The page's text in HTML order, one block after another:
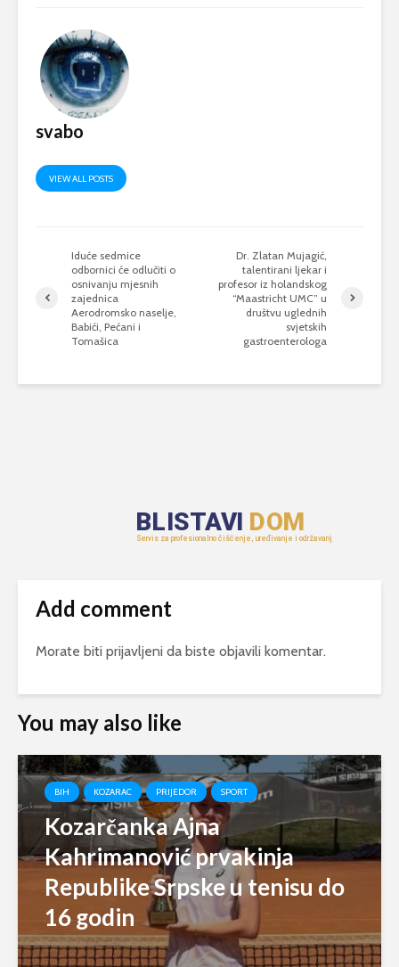
svabo
VIEW ALL POSTS
Iduće sedmice
odbornici će odlučiti o
osnivanju mjesnih
zajednica
Aerodromsko naselje,
Babići, Pećani i
Tomašica
Dr. Zlatan Mujagić,
talentirani ljekar i
profesor iz holandskog
“Maastricht UMC” u
društvu uglednih
svjetskih
gastroenterologa
Add comment
Morate biti prijavljeni da biste objavili komentar.
You may also like
BIH KOZARAC PRIJEDOR SPORT
Kozarčanka Ajna
Kahrimanović prvakinja
Republike Srpske u tenisu do
16 godin